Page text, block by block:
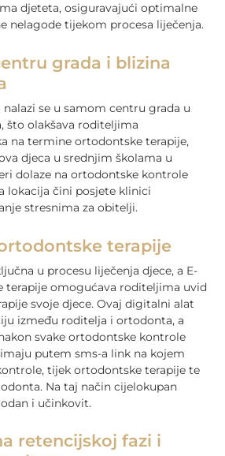
djeteta, osiguravajući optimalne
nelagode tijekom procesa liječenja.
grada i blizina
se u samom centru grada u
što olakšava roditeljima
na termine ortodontske terapije,
djeca u srednjim školama u
dolaze na ortodontske kontrole
lokacija čini posjete klinici
stresnima za obitelji.
terapije
u procesu liječenja djece, a E-
terapije omogućava roditeljima uvid
svoje djece. Ovaj digitalni alat
između roditelja i ortodonta, a
svake ortodontske kontrole
putem sms-a link na kojem
tijek ortodontske terapije te
Na taj način cijelokupan
i učinkovit.
retencijskoj fazi i